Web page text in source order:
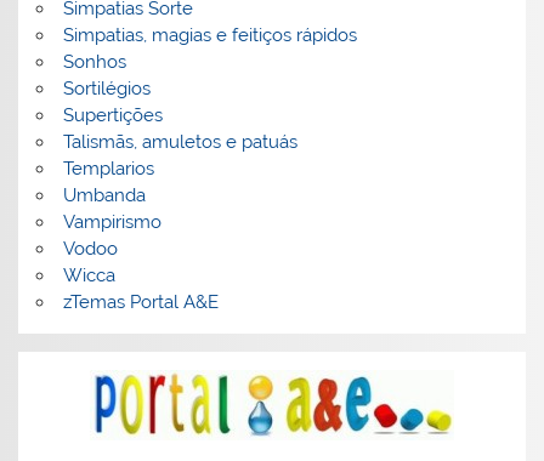
Simpatias Sorte
Simpatias, magias e feitiços rápidos
Sonhos
Sortilégios
Supertições
Talismãs, amuletos e patuás
Templarios
Umbanda
Vampirismo
Vodoo
Wicca
zTemas Portal A&E